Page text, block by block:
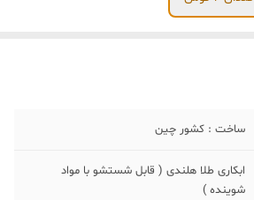
ساخت : کشور چین
ابکاری طلا هلندی ( قابل شستشو با مواد
شوینده )